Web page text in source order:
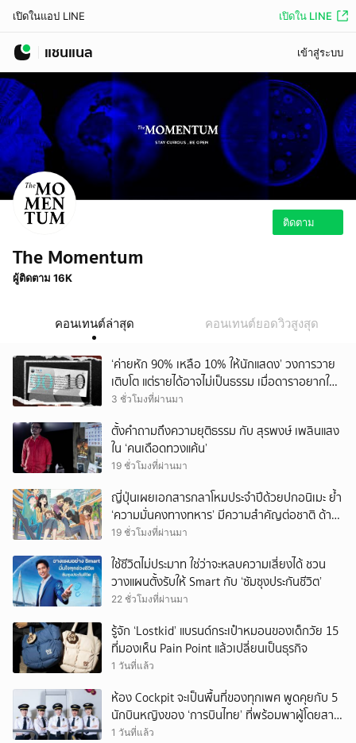
เปิดในแอป LINE เปิดใน LINE
แชนแนล เข้าสู่ระบบ
ติดตาม
The Momentum
ผู้ติดตาม 16K
คอนเทนต์ล่าสุด คอนเทนต์ยอดวิวสูงสุด
‘ค่ายหัก 90% เหลือ 10% ให้นักแสดง’ วงการวาย
เติบโต แต่รายได้อาจไม่เป็นธรรม เมื่อดาราอยากให้มี
‘สัญญามาตรฐาน’
3 ชั่วโมงที่ผ่านมา
ตั้งคำถามถึงความยุติธรรม กับ สุรพงษ์ เพลินแสง
ใน ‘คนเดือดทวงแค้น’
19 ชั่วโมงที่ผ่านมา
ญี่ปุ่นเผยเอกสารกลาโหมประจำปีด้วยปกอนิเมะ ย้ำ
‘ความมั่นคงทางทหาร’ มีความสำคัญต่อชาติ ด้าน
จีนเตือน ขออย่าซ้ำรอยประวัติศาสตร์
19 ชั่วโมงที่ผ่านมา
ใช้ชีวิตไม่ประมาท ใช่ว่าจะหลบความเสี่ยงได้ ชวน
วางแผนตั้งรับให้ Smart กับ ‘ซัมซุงประกันชีวิต’
22 ชั่วโมงที่ผ่านมา
รู้จัก ‘Lostkid’ แบรนด์กระเป๋าหมอนของเด็กวัย 15
ที่มองเห็น Pain Point แล้วเปลี่ยนเป็นธุรกิจ
1 วันที่แล้ว
ห้อง Cockpit จะเป็นพื้นที่ของทุกเพศ พูดคุยกับ 5
นักบินหญิงของ ‘การบินไทย’ ที่พร้อมพาผู้โดยสาร
บินไปทั่วโลก
1 วันที่แล้ว